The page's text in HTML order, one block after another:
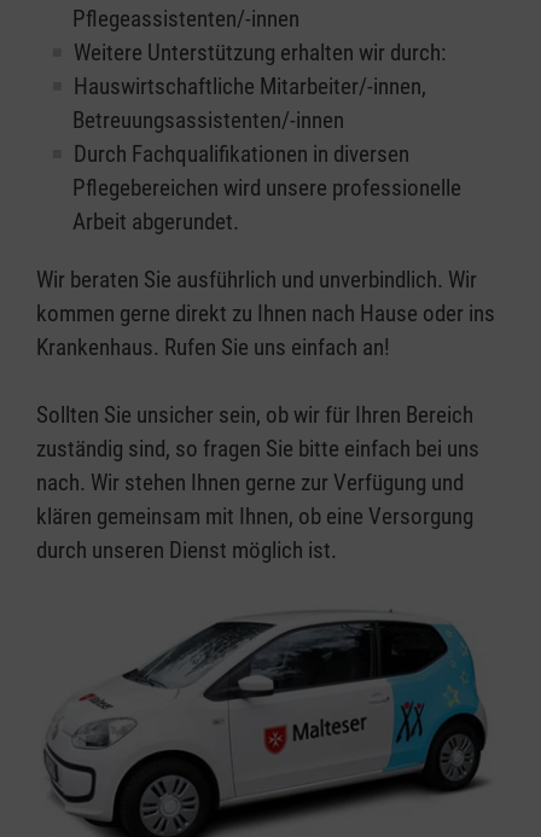
Pflegeassistenten/-innen
Weitere Unterstützung erhalten wir durch:
Hauswirtschaftliche Mitarbeiter/-innen,
Betreuungsassistenten/-innen
Durch Fachqualifikationen in diversen
Pflegebereichen wird unsere professionelle
Arbeit abgerundet.
Wir beraten Sie ausführlich und unverbindlich. Wir
kommen gerne direkt zu Ihnen nach Hause oder ins
Krankenhaus. Rufen Sie uns einfach an!
Sollten Sie unsicher sein, ob wir für Ihren Bereich
zuständig sind, so fragen Sie bitte einfach bei uns
nach. Wir stehen Ihnen gerne zur Verfügung und
klären gemeinsam mit Ihnen, ob eine Versorgung
durch unseren Dienst möglich ist.